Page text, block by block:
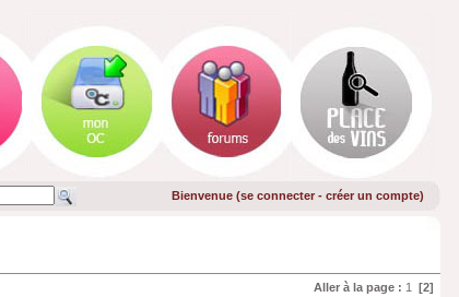
Bienvenue (se connecter - créer un compte)
Aller à la page : 1 [2]